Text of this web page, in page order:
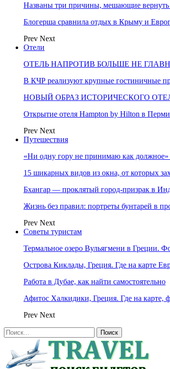
Названы три причины, мешающие
Блогерша сравнила отдых в Крыму и
Prev Next
Отели
ОТЕЛЬ НАПРОТИВ БОЛЬШЕ НЕ
В КЧР реализуют крупные гостиничные
НОВЫЙ ОБРАЗ ИСТОРИЧЕСКОГО
Открытие отеля Hampton by Hilton в
Prev Next
Путешествия
«Ни одну гору не принимаю как
15 шикарных видов из окна, от которых
Бхангар — проклятый город-призрак в
Жизнь без правил: портреты бунтарей в
Prev Next
Советы туристам
Термальное озеро Вульягмени в Греции.
Острова Киклады, Греция. Где на карте
Работа в Дубае, как найти самостоятельно
Афитос Халкидики, Греция. Где на карте,
Prev Next